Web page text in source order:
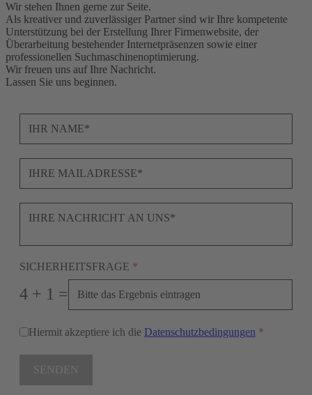
Wir stehen Ihnen gerne zur Seite.
Als kreativer und zuverlässiger Partner sind wir Ihre kompetente
Unterstützung bei der Erstellung Ihrer Firmenwebsite, der
Überarbeitung bestehender Internetpräsenzen sowie einer
professionellen Suchmaschinenoptimierung.
Wir freuen uns auf Ihre Nachricht.
Lassen Sie uns beginnen.
SICHERHEITSFRAGE *
4 + 1 =
Hiermit akzeptiere ich die Datenschutzbedingungen *
SENDEN